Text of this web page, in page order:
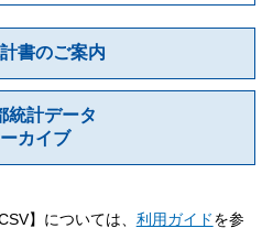
書のご案内
統計データ
カイブ
】については、 利用ガイドを参